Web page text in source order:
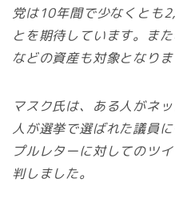
党は10年間で少なくとも
とを期待しています。ま
などの資産も対象となりま
マスク氏は、ある人がネ
人が選挙で選ばれた議員
プルレターに対してのツ
判しました。